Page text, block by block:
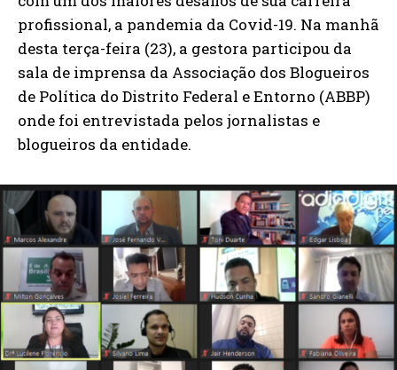
profissional, a pandemia da Covid-19. Na manhã
desta terça-feira (23), a gestora participou da
sala de imprensa da Associação dos Blogueiros
de Política do Distrito Federal e Entorno (ABBP)
onde foi entrevistada pelos jornalistas e
blogueiros da entidade.